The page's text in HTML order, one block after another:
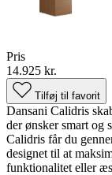
Pris
14.925 kr.
Tilføj til favorit
Dansani Calidris
der ønsker smart og
Calidris får du
designet til at
funktionalitet eller